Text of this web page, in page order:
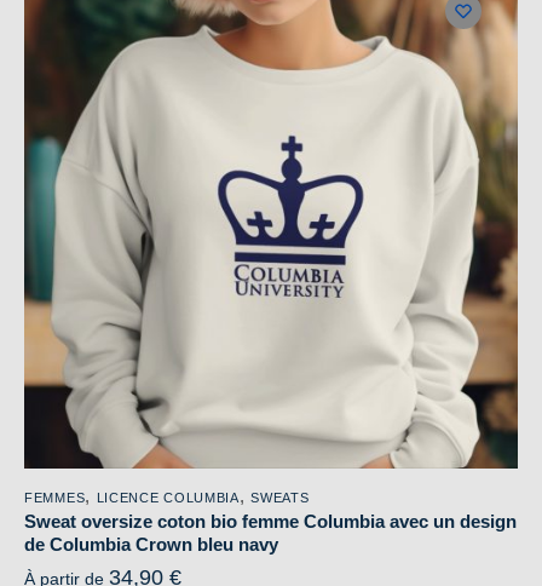
plusieurs
options
peuvent
page
du
produit
FEMMES, LICENCE COLUMBIA,SWEATS
Sweat oversize coton bio femme Columbia avec un design
de Columbia Crown bleu navy
À partir de 34,90 €